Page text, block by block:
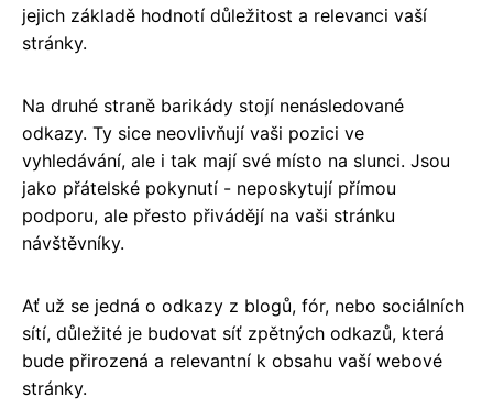
jejich základě hodnotí důležitost a relevanci vaší
stránky.
Na druhé straně barikády stojí nenásledované
odkazy. Ty sice neovlivňují vaši pozici ve
vyhledávání, ale i tak mají své místo na slunci. Jsou
jako přátelské pokynutí - neposkytují přímou
podporu, ale přesto přivádějí na vaši stránku
návštěvníky.
Ať už se jedná o odkazy z blogů, fór, nebo sociálních
sítí, důležité je budovat síť zpětných odkazů, která
bude přirozená a relevantní k obsahu vaší webové
stránky.